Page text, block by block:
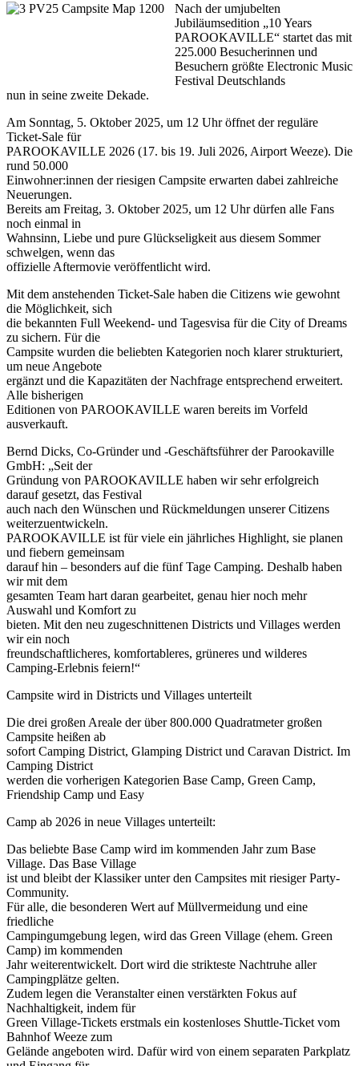
Nach der umjubelten
Jubiläumsedition „10 Years
PAROOKAVILLE“ startet das mit
225.000 Besucherinnen und
Besuchern größte Electronic Music
Festival Deutschlands
nun in seine zweite Dekade.
Am Sonntag, 5. Oktober 2025, um 12 Uhr öffnet der reguläre
Ticket-Sale für
PAROOKAVILLE 2026 (17. bis 19. Juli 2026, Airport Weeze). Die
rund 50.000
Einwohner:innen der riesigen Campsite erwarten dabei zahlreiche
Neuerungen.
Bereits am Freitag, 3. Oktober 2025, um 12 Uhr dürfen alle Fans
noch einmal in
Wahnsinn, Liebe und pure Glückseligkeit aus diesem Sommer
schwelgen, wenn das
offizielle Aftermovie veröffentlicht wird.
Mit dem anstehenden Ticket-Sale haben die Citizens wie gewohnt
die Möglichkeit, sich
die bekannten Full Weekend- und Tagesvisa für die City of Dreams
zu sichern. Für die
Campsite wurden die beliebten Kategorien noch klarer strukturiert,
um neue Angebote
ergänzt und die Kapazitäten der Nachfrage entsprechend erweitert.
Alle bisherigen
Editionen von PAROOKAVILLE waren bereits im Vorfeld
ausverkauft.
Bernd Dicks, Co-Gründer und -Geschäftsführer der Parookaville
GmbH: „Seit der
Gründung von PAROOKAVILLE haben wir sehr erfolgreich
darauf gesetzt, das Festival
auch nach den Wünschen und Rückmeldungen unserer Citizens
weiterzuentwickeln.
PAROOKAVILLE ist für viele ein jährliches Highlight, sie planen
und fiebern gemeinsam
darauf hin – besonders auf die fünf Tage Camping. Deshalb haben
wir mit dem
gesamten Team hart daran gearbeitet, genau hier noch mehr
Auswahl und Komfort zu
bieten. Mit den neu zugeschnittenen Districts und Villages werden
wir ein noch
freundschaftlicheres, komfortableres, grüneres und wilderes
Camping-Erlebnis feiern!“
Campsite wird in Districts und Villages unterteilt
Die drei großen Areale der über 800.000 Quadratmeter großen
Campsite heißen ab
sofort Camping District, Glamping District und Caravan District. Im
Camping District
werden die vorherigen Kategorien Base Camp, Green Camp,
Friendship Camp und Easy
Camp ab 2026 in neue Villages unterteilt:
Das beliebte Base Camp wird im kommenden Jahr zum Base
Village. Das Base Village
ist und bleibt der Klassiker unter den Campsites mit riesiger Party-
Community.
Für alle, die besonderen Wert auf Müllvermeidung und eine
friedliche
Campingumgebung legen, wird das Green Village (ehem. Green
Camp) im kommenden
Jahr weiterentwickelt. Dort wird die strikteste Nachtruhe aller
Campingplätze gelten.
Zudem legen die Veranstalter einen verstärkten Fokus auf
Nachhaltigkeit, indem für
Green Village-Tickets erstmals ein kostenloses Shuttle-Ticket vom
Bahnhof Weeze zum
Gelände angeboten wird. Dafür wird von einem separaten Parkplatz